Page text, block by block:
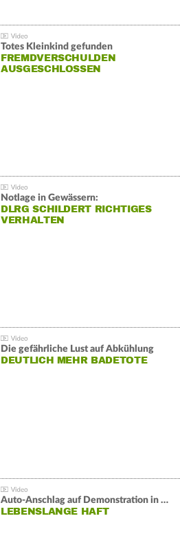
Totes Kleinkind gefunden
FREMDVERSCHULDEN
AUSGESCHLOSSEN
Notlage in Gewässern:
DLRG SCHILDERT RICHTIGES
VERHALTEN
Die gefährliche Lust auf Abkühlung
DEUTLICH MEHR BADETOTE
Auto-Anschlag auf Demonstration in München:
LEBENSLANGE HAFT